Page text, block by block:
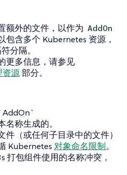
额外的文件，以作为 AddOn
包含多个 Kubernetes 资源，
分隔。
更多信息，请参见
资源部分。
称生成的。
（或任何子目录中的文件）
Kubernetes 对象命名限制。
打包组件使用的名称冲突，